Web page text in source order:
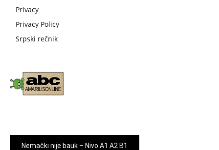
Privacy
Privacy Policy
Srpski rečnik
Nemački nije bauk – Nivo A1 A2 B1